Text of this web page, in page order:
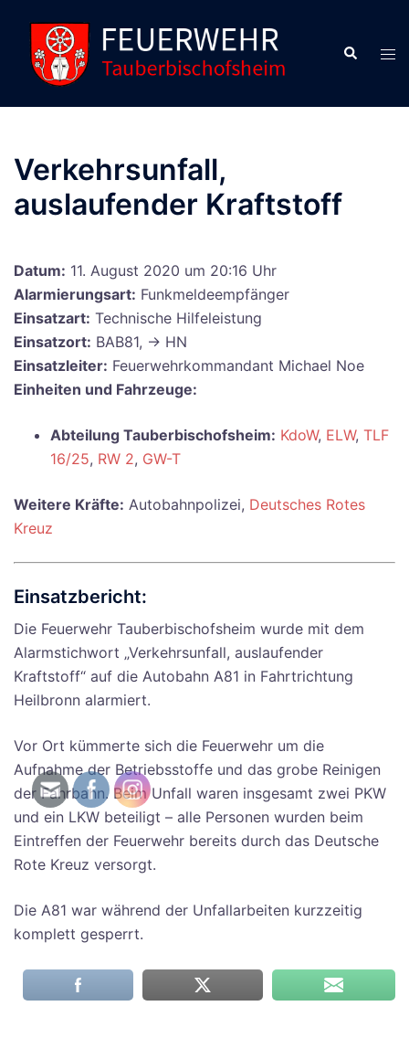
Inhalt
springen
Suche
Verkehrsunfall,
auslaufender Kraftstoff
Datum: 11. August 2020 um 20:16 Uhr
Alarmierungsart: Funkmeldeempfänger
Einsatzart: Technische Hilfeleistung
Einsatzort: BAB81, -> HN
Einsatzleiter: Feuerwehrkommandant Michael Noe
Einheiten und Fahrzeuge:
Abteilung Tauberbischofsheim: KdoW, ELW, TLF
16/25, RW 2, GW-T
Weitere Kräfte: Autobahnpolizei, Deutsches Rotes
Kreuz
Einsatzbericht:
Die Feuerwehr Tauberbischofsheim wurde mit dem
Alarmstichwort „Verkehrsunfall, auslaufender
Kraftstoff“ auf die Autobahn A81 in Fahrtrichtung
Heilbronn alarmiert.
Vor Ort kümmerte sich die Feuerwehr um die
Aufnahme der Betriebsstoffe und das grobe Reinigen
der Fahrbahn. Beim Unfall waren insgesamt zwei PKW
und ein LKW beteiligt – alle Personen wurden beim
Eintreffen der Feuerwehr bereits durch das Deutsche
Rote Kreuz versorgt.
Die A81 war während der Unfallarbeiten kurzzeitig
komplett gesperrt.